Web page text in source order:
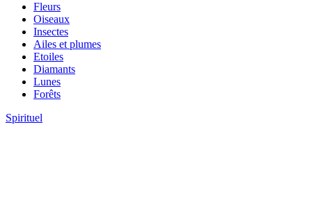
Fleurs
Oiseaux
Insectes
Ailes et plumes
Etoiles
Diamants
Lunes
Forêts
Spirituel